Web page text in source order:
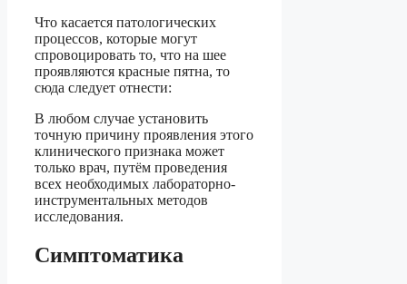
Что касается патологических
процессов, которые могут
спровоцировать то, что на шее
проявляются красные пятна, то
сюда следует отнести:
В любом случае установить
точную причину проявления этого
клинического признака может
только врач, путём проведения
всех необходимых лабораторно-
инструментальных методов
исследования.
Симптоматика